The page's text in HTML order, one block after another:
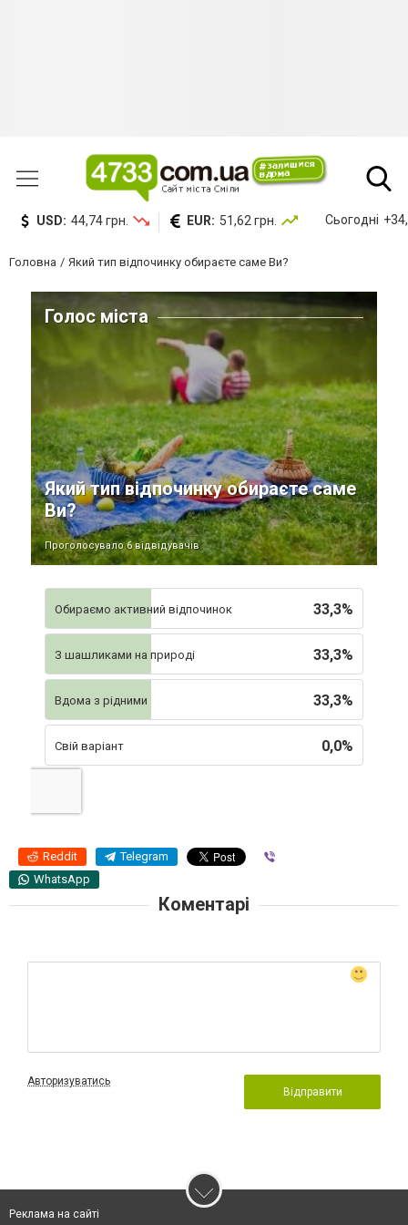
USD: 44,74 грн. EUR: 51,62 грн. Сьогодні
Головна Який тип відпочинку обираєте саме Ви?
Голос міста
Який тип відпочинку обираєте саме
Ви?
Проголосувало 6 відвідувачів
33,3%
Обираємо активний відпочинок
33,3%
З шашликами на природі
33,3%
Вдома з рідними
0,0%
Свій варіант
Reddit Telegram
WhatsApp
Коментарі
Авторизуватись
Відправити
Реклама на сайті